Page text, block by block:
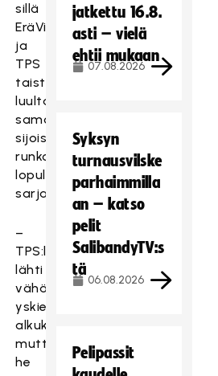
sillä
EräViikingit
ja
TPS
taistelevat
luultavasti
samoista
sijoista
runkosarjan
lopullisessa
sarjataulukossa.
–
TPS:llä
lähti
vähän
yskien
alkukausi,
mutta
he
jatkettu 16.8.
asti – vielä
ehtii mukaan
07.08.2026
Syksyn
turnausvilske
parhaimmilla
an – katso
pelit
SalibandyTV:s
tä
06.08.2026
Pelipassit